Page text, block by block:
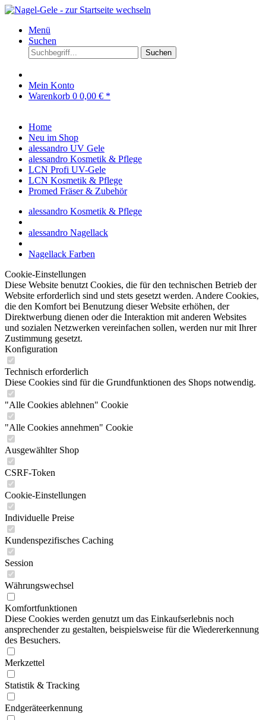
Menü
Suchen
Suchen
Mein Konto
Warenkorb 0 0,00 € *
Home
Neu im Shop
alessandro UV Gele
alessandro Kosmetik & Pflege
LCN Profi UV-Gele
LCN Kosmetik & Pflege
Promed Fräser & Zubehör
alessandro Kosmetik & Pflege
alessandro Nagellack
Nagellack Farben
Cookie-Einstellungen
Diese Website benutzt Cookies, die für den technischen Betrieb der
Website erforderlich sind und stets gesetzt werden. Andere Cookies,
die den Komfort bei Benutzung dieser Website erhöhen, der
Direktwerbung dienen oder die Interaktion mit anderen Websites
und sozialen Netzwerken vereinfachen sollen, werden nur mit Ihrer
Zustimmung gesetzt.
Konfiguration
Technisch erforderlich
Diese Cookies sind für die Grundfunktionen des Shops notwendig.
"Alle Cookies ablehnen" Cookie
"Alle Cookies annehmen" Cookie
Ausgewählter Shop
CSRF-Token
Cookie-Einstellungen
Individuelle Preise
Kundenspezifisches Caching
Session
Währungswechsel
Komfortfunktionen
Diese Cookies werden genutzt um das Einkaufserlebnis noch
ansprechender zu gestalten, beispielsweise für die Wiedererkennung
des Besuchers.
Merkzettel
Statistik & Tracking
Endgeräteerkennung